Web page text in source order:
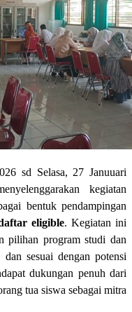
sd Selasa, 27 Januuari
kegiatan
bentuk pendampingan
eligible. Kegiatan ini
pilihan program studi dan
sesuai dengan potensi
dukungan penuh dari
tua siswa sebagai mitra